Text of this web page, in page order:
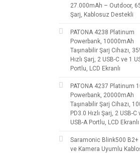
27.000mAh – Outdoor,
Şarj, Kablosuz Destekli
PATONA 4238 Platinum
Powerbank, 10000mAh
Taşınabilir Şarj Cihazı,
Hızlı Şarj, 2 USB-C ve 1
Portlu, LCD Ekranlı
PATONA 4237 Platinum
Powerbank, 20000mAh
Taşınabilir Şarj Cihazı,
PD3.0 Hızlı Şarj, 2 USB-C
USB-A Portlu, LCD Ekranlı
Saramonic Blink500 B2+
ve Kamera Uyumlu